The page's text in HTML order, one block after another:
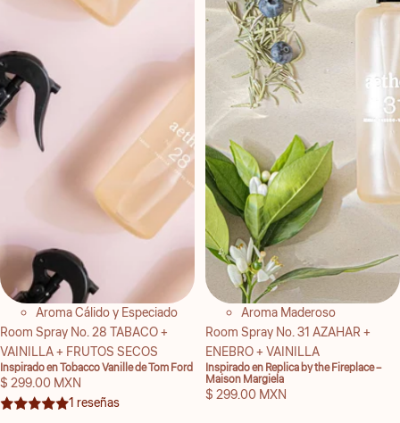
Aroma Cálido y Especiado
Room Spray No. 28 TABACO +
VAINILLA + FRUTOS SECOS
Inspirado en Tobacco Vanille de Tom Ford
$ 299.00 MXN
1 reseñas
Aroma Maderoso
Room Spray No. 31 AZAHAR +
ENEBRO + VAINILLA
Inspirado en Replica by the Fireplace –
Maison Margiela
$ 299.00 MXN